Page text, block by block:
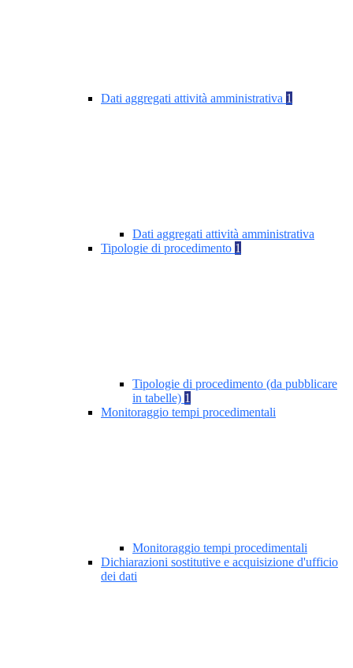
Dati aggregati attività amministrativa 1
Dati aggregati attività amministrativa
Tipologie di procedimento 1
Tipologie di procedimento (da pubblicare
in tabelle) 1
Monitoraggio tempi procedimentali
Monitoraggio tempi procedimentali
Dichiarazioni sostitutive e acquisizione d'ufficio
dei dati